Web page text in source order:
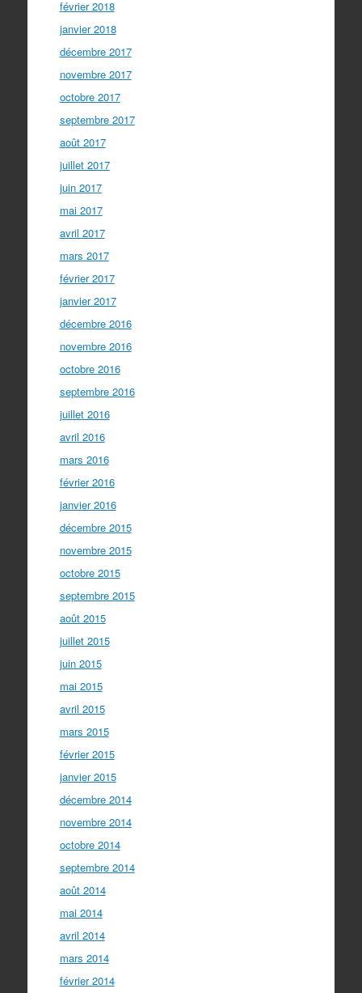
février 2018
janvier 2018
décembre 2017
novembre 2017
octobre 2017
septembre 2017
août 2017
juillet 2017
juin 2017
mai 2017
avril 2017
mars 2017
février 2017
janvier 2017
décembre 2016
novembre 2016
octobre 2016
septembre 2016
juillet 2016
avril 2016
mars 2016
février 2016
janvier 2016
décembre 2015
novembre 2015
octobre 2015
septembre 2015
août 2015
juillet 2015
juin 2015
mai 2015
avril 2015
mars 2015
février 2015
janvier 2015
décembre 2014
novembre 2014
octobre 2014
septembre 2014
août 2014
mai 2014
avril 2014
mars 2014
février 2014